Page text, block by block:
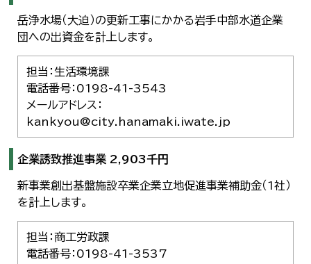
岳浄水場（大迫）の更新工事にかかる岩手中部水道企業
団への出資金を計上します。
担当：生活環境課
電話番号：0198-41-3543
メールアドレス：
kankyou@city.hanamaki.iwate.jp
企業誘致推進事業 2,903千円
新事業創出基盤施設卒業企業立地促進事業補助金（1社）
を計上します。
担当：商工労政課
電話番号：0198-41-3537